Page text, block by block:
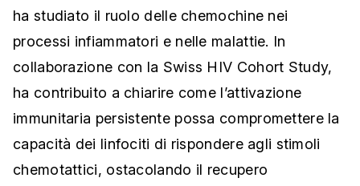
ha studiato il ruolo delle chemochine nei
processi infiammatori e nelle malattie. In
collaborazione con la Swiss HIV Cohort Study,
ha contribuito a chiarire come l’attivazione
immunitaria persistente possa compromettere la
capacità dei linfociti di rispondere agli stimoli
chemotattici, ostacolando il recupero